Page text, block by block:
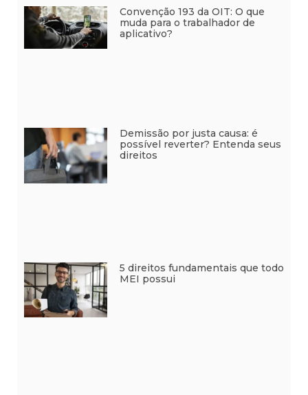
Convenção 193 da OIT: O que
muda para o trabalhador de
aplicativo?
Demissão por justa causa: é
possível reverter? Entenda seus
direitos
5 direitos fundamentais que todo
MEI possui